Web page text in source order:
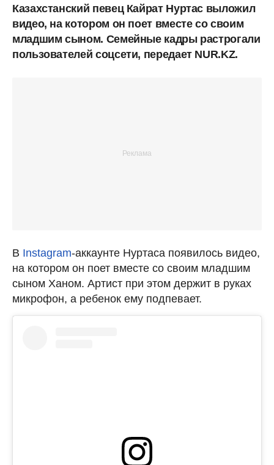
Казахстанский певец Кайрат Нуртас выложил
видео, на котором он поет вместе со своим
младшим сыном. Семейные кадры растрогали
пользователей соцсети, передает NUR.KZ.
В Instagram-аккаунте Нуртаса появилось видео,
на котором он поет вместе со своим младшим
сыном Ханом. Артист при этом держит в руках
микрофон, а ребенок ему подпевает.